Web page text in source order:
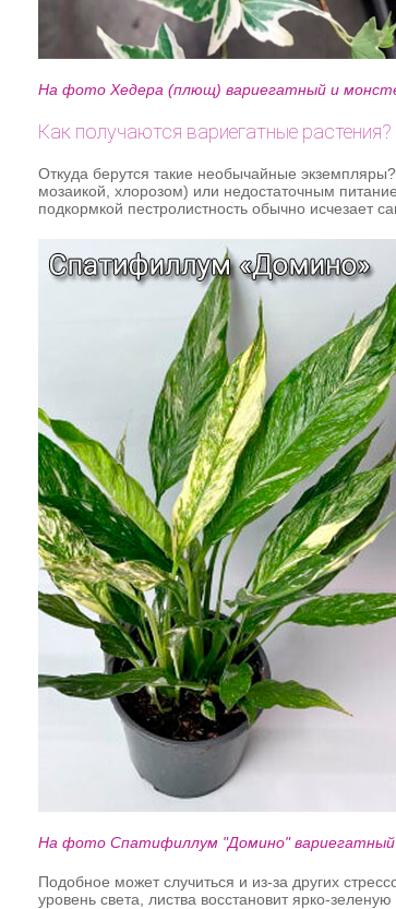
На фото Хедера (плющ) вариегатный и
Как получаются вариегатные растения?
Откуда берутся такие необычайные
мозаикой, хлорозом) или недостаточным
подкормкой пестролистность обычно исчезает
На фото Спатифиллум "Домино" вариегатный
Подобное может случиться и из-за других
уровень света, листва восстановит ярко-зеленую